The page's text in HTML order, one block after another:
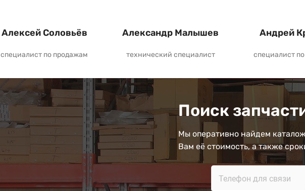
Алексей Соловьёв
специалист по продажам
Александр Малышев
технический специалист
Андрей
специалист
Поиск
Мы оперативно найдем
Вам её стоимость, а также